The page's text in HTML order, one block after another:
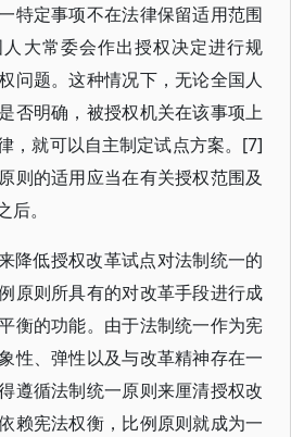
特定事项不在法律保留适用范围
大常委会作出授权决定进行规
问题。这种情况下，无论全国人
否明确，被授权机关在该事项上
，就可以自主制定试点方案。[7]
则的适用应当在有关授权范围及
。
降低授权改革试点对法制统一的
原则所具有的对改革手段进行成
衡的功能。由于法制统一作为宪
性、弹性以及与改革精神存在一
遵循法制统一原则来厘清授权改
赖宪法权衡，比例原则就成为一